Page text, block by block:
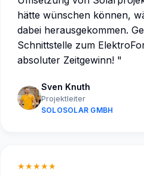
hätte wünschen können,
dabei herausgekommen.
Schnittstelle zum
absoluter Zeitgewinn! "
Sven Knuth
Projektleiter
SOLOSOLAR GMBH
★★★★★